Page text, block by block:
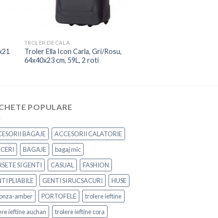
TROLER DE CALA
Troler Ella Icon Carla, Gri/Rosu,
64x40x23 cm, 59L, 2 roti
POPULARE
BAGAJE
ACCESORII CALATORIE
BAGAJE
bagaj mic
SI GENTI
CASUAL
FASHION
PLIABILE
GENTI SI RUCSACURI
HUSE
amber
PORTOFELE
trolere ieftine
ieftine auchan
trolere ieftine cora